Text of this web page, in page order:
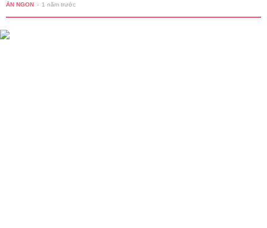
ĂN NGON - 1 năm trước